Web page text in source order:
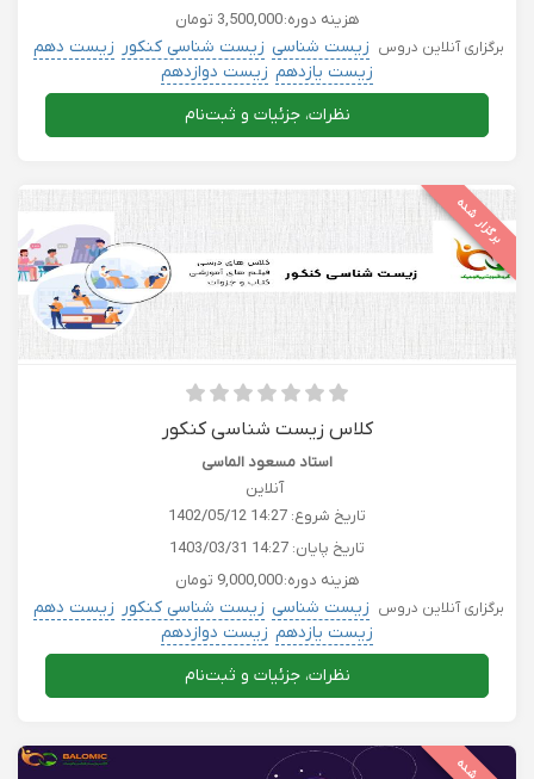
هزینه دوره:3,500,000 تومان
برگزاری آنلاین دروس زیست شناسی زیست شناسی کنکور زیست دهم
زیست یازدهم زیست دوازدهم
نظرات، جزئیات و ثبت‌نام
برگزار شده
کلاس زیست شناسی کنکور
استاد مسعود الماسی
آنلاین
تاریخ شروع: 1402/05/12 14:27
تاریخ پایان: 1403/03/31 14:27
هزینه دوره:9,000,000 تومان
برگزاری آنلاین دروس زیست شناسی زیست شناسی کنکور زیست دهم
زیست یازدهم زیست دوازدهم
نظرات، جزئیات و ثبت‌نام